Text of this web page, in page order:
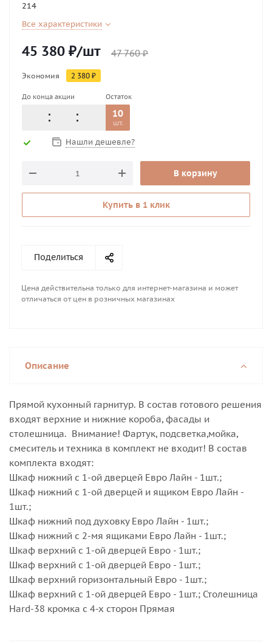
214
Все характеристики
45 380 ₽/шт 47 760₽
Экономия 2 380 ₽
До конца акции Остаток
10
шт.
Нашли дешевле?
В корзину
Купить в 1 клик
Поделиться
Цена действительна только для интернет-магазина и может
отличаться от цен в розничных магазинах
Описание
Прямой кухонный гарнитур. В состав готового решения
входят верхние и нижние короба, фасады и
столешница. Внимание! Фартук, подсветка,мойка,
смеситель и техника в комплект не входит! В состав
комплекта входят:
Шкаф нижний с 1-ой дверцей Евро Лайн - 1шт.;
Шкаф нижний с 1-ой дверцей и ящиком Евро Лайн -
1шт.;
Шкаф нижний под духовку Евро Лайн - 1шт.;
Шкаф нижний с 2-мя ящиками Евро Лайн - 1шт.;
Шкаф верхний с 1-ой дверцей Евро - 1шт.;
Шкаф верхний с 1-ой дверцей Евро - 1шт.;
Шкаф верхний горизонтальный Евро - 1шт.;
Шкаф верхний с 1-ой дверцей Евро - 1шт.; Столешница
Hard-38 кромка с 4-х сторон Прямая